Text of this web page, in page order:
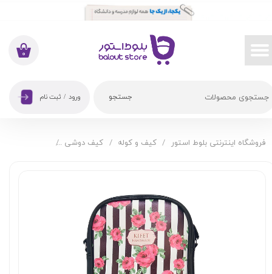
جستجو
۰
ورود / ثبت نام
حساب کاربری من
تغییر گذر واژه
فروشگاه اینترنتی بلوط استور کیف و کوله کیف دوشی